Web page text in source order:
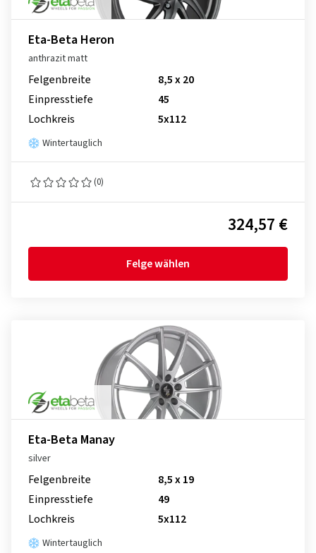
Eta-Beta Heron
anthrazit matt
Felgenbreite
8,5 x 20
Einpresstiefe
45
Lochkreis
5x112
Wintertauglich
(0)
324,57 €
Felge wählen
Eta-Beta Manay
silver
Felgenbreite
8,5 x 19
Einpresstiefe
49
Lochkreis
5x112
Wintertauglich